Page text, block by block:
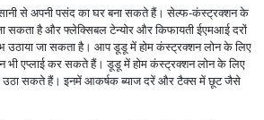
से अपनी पसंद का घर बना सकते हैं। सेल्फ-कंस्ट्रक्शन के
सकता है और फ्लेक्सिबल टेन्योर और किफायती ईएमआई दरों
उठाया जा सकता है। आप डूडू में होम कंस्ट्रक्शन लोन के लिए
भी एप्लाई कर सकते हैं। डूडू में होम कंस्ट्रक्शन लोन के लिए
सकते हैं। इनमें आकर्षक ब्याज दरें और टैक्स में छूट जैसे